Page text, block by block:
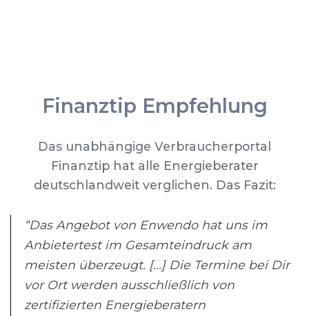
Finanztip Empfehlung
Das unabhängige Verbraucherportal
Finanztip hat alle Energieberater
deutschlandweit verglichen. Das Fazit:
“Das Angebot von Enwendo hat uns im
Anbietertest im Gesamteindruck am
meisten überzeugt. [...] Die Termine bei Dir
vor Ort werden ausschließlich von
zertifizierten Energieberatern